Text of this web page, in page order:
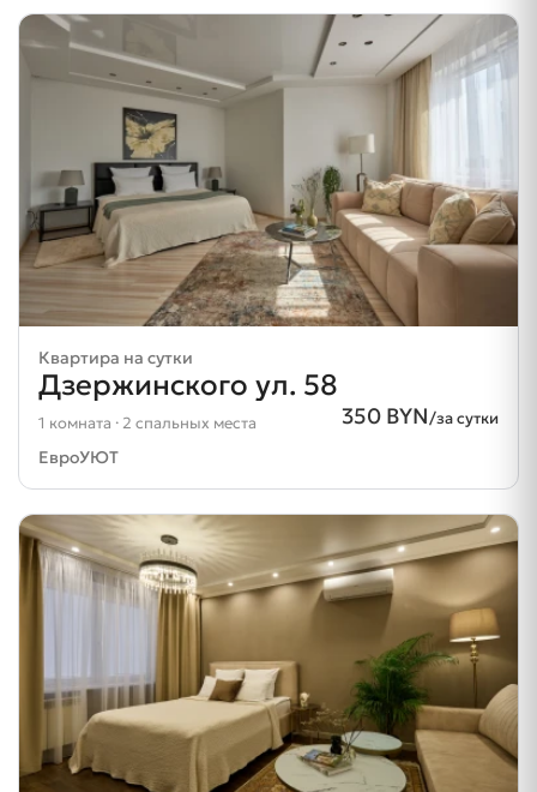
Квартира на сутки
Дзержинского ул. 58
350 BYN/за сутки
1 комната · 2 спальных места
ЕвроУЮТ